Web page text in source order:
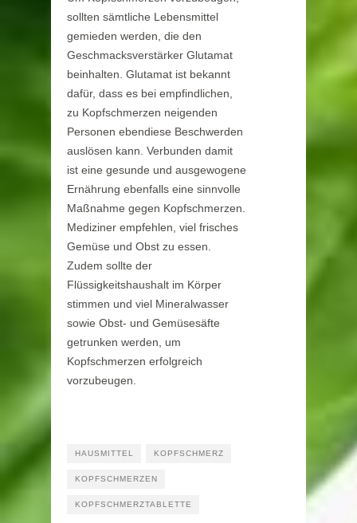
sollten sämtliche Lebensmittel
gemieden werden, die den
Geschmacksverstärker Glutamat
beinhalten. Glutamat ist bekannt
dafür, dass es bei empfindlichen,
zu Kopfschmerzen neigenden
Personen ebendiese Beschwerden
auslösen kann. Verbunden damit
ist eine gesunde und ausgewogene
Ernährung ebenfalls eine sinnvolle
Maßnahme gegen Kopfschmerzen.
Mediziner empfehlen, viel frisches
Gemüse und Obst zu essen.
Zudem sollte der
Flüssigkeitshaushalt im Körper
stimmen und viel Mineralwasser
sowie Obst- und Gemüsesäfte
getrunken werden, um
Kopfschmerzen erfolgreich
vorzubeugen.
HAUSMITTEL KOPFSCHMERZ
KOPFSCHMERZEN
KOPFSCHMERZTABLETTE